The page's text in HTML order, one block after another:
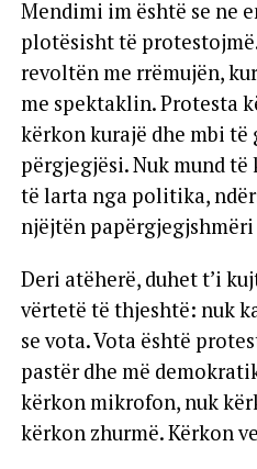
Mendimi im është se ne
plotësisht të
revoltën me rrëmujën,
me spektaklin. Protesta
kërkon kurajë dhe mbi
përgjegjësi. Nuk mund të
të larta nga politika,
njëjtën
Deri atëherë, duhet t’i
vërtetë të thjeshtë: nuk
se vota. Vota është
pastër dhe më
kërkon mikrofon, nuk
kërkon zhurmë. Kërkon